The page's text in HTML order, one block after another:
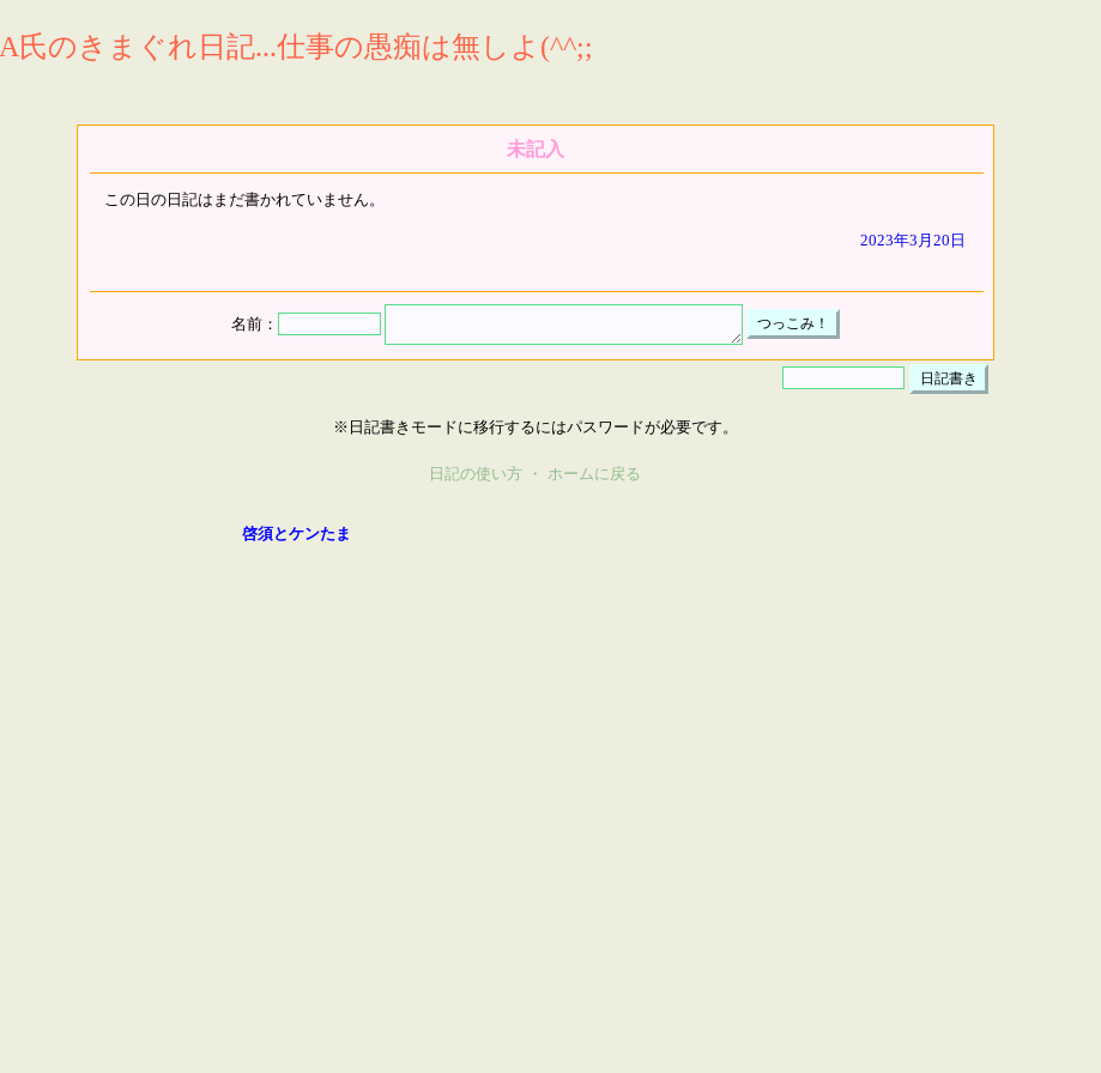
A氏のきまぐれ日記...仕事の愚痴は無しよ(^^;;
未記入
この日の日記はまだ書かれていません。
2023年3月20日
名前：
※日記書きモードに移行するにはパスワードが必要です。
日記の使い方 ・ ホームに戻る
啓須とケンたま